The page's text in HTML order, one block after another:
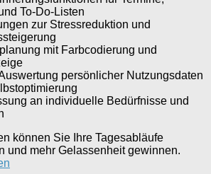
To-Do-Listen
zur Stressreduktion und
mit Farbcodierung und
persönlicher Nutzungsdaten
an individuelle Bedürfnisse und
können Sie Ihre Tagesabläufe
und mehr Gelassenheit gewinnen.